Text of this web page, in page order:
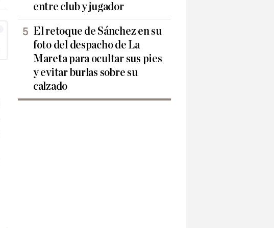
entre club y jugador
El retoque de Sánchez en su
foto del despacho de La
Mareta para ocultar sus pies
y evitar burlas sobre su
calzado